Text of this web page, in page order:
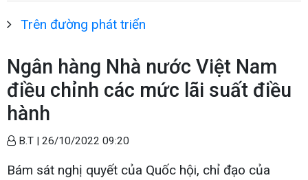
Trên đường phát triển
Ngân hàng Nhà nước Việt Nam
điều chỉnh các mức lãi suất điều
hành
B.T | 26/10/2022 09:20
Bám sát nghị quyết của Quốc hội, chỉ đạo của